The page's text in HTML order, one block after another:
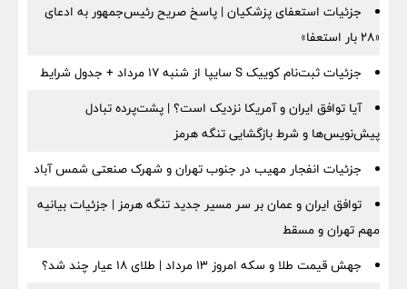
جزئیات استعفای پزشکیان | پاسخ صریح رئیس‌جمهور به ادعای
«۲۸ بار استعفا»
جزئیات ثبت‌نام کوییک S سایپا از شنبه ۱۷ مرداد + جدول شرایط
آیا توافق ایران و آمریکا نزدیک است؟ | پشت‌پرده تبادل
پیش‌نویس‌ها و شرط بازگشایی تنگه هرمز
جزئیات انفجار مهیب در جنوب تهران و شهرک صنعتی شمس آباد
توافق ایران و عمان بر سر مسیر جدید تنگه هرمز | جزئیات بیانیه
مهم تهران و مسقط
جهش قیمت طلا و سکه امروز ۱۳ مرداد | طلای ۱۸ عیار چند شد؟